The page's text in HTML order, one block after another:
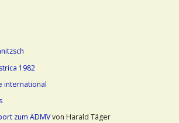
1982
international
zum ADMVvon Harald Täger